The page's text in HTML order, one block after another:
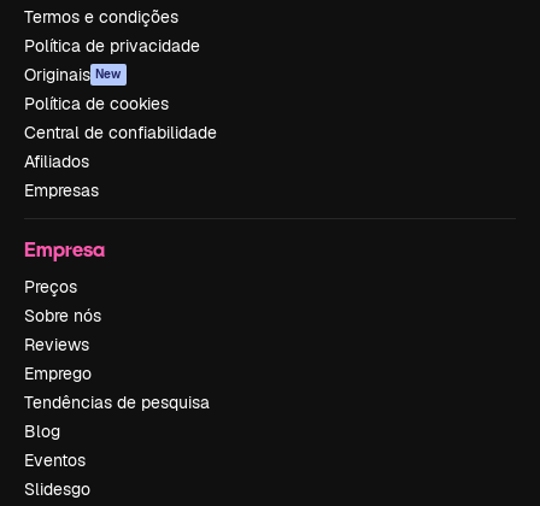
Termos e condições
Política de privacidade
Originais New
Política de cookies
Central de confiabilidade
Afiliados
Empresas
Empresa
Preços
Sobre nós
Reviews
Emprego
Tendências de pesquisa
Blog
Eventos
Slidesgo